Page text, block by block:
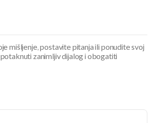
mišljenje, postavite pitanja ili ponudite svoj
zanimljiv dijalog i obogatiti